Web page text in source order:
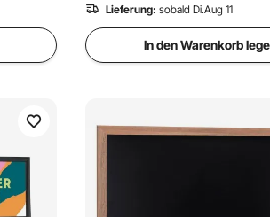
Lieferung: sobald Di.Aug 11
In den Warenkorb